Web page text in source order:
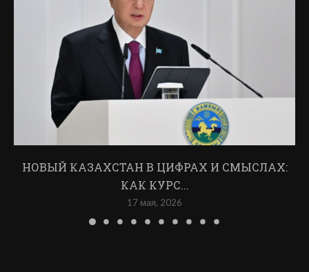
НОВЫЙ КАЗАХСТАН В ЦИФРАХ И СМЫСЛАХ:
КАК КУРС...
17 мая, 2026